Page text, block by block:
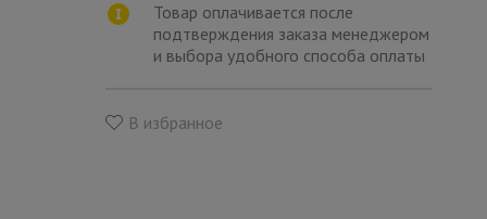
Товар оплачивается после
подтверждения заказа менеджером
и выбора удобного способа оплаты
В избранное